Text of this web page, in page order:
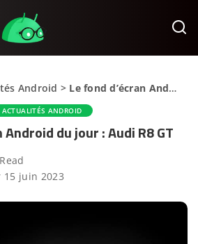
Android > Le fond d’écran Android du jour : Audi R8 GT
ACTUALITÉS ANDROID
Android du jour : Audi R8 GT
juin 2023